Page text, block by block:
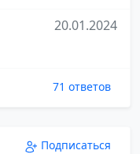
20.01.2024
71 ответов
Подписаться